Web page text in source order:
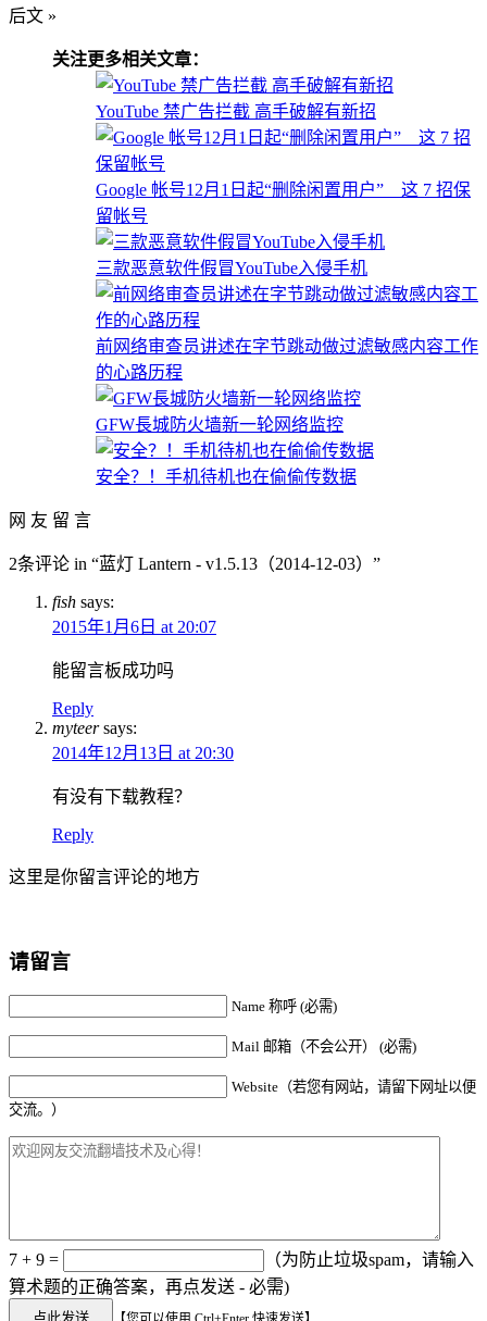
后文 »
关注更多相关文章：
YouTube 禁广告拦截 高手破解有新招
Google 帐号12月1日起“删除闲置用户” 这 7 招保
留帐号
三款恶意软件假冒YouTube入侵手机
前网络审查员讲述在字节跳动做过滤敏感内容工作
的心路历程
GFW長城防火墙新一轮网络监控
安全？！手机待机也在偷偷传数据
网 友 留 言
2条评论 in “蓝灯 Lantern - v1.5.13（2014-12-03）”
fish says:
2015年1月6日 at 20:07
能留言板成功吗
Reply
myteer says:
2014年12月13日 at 20:30
有没有下载教程？
Reply
这里是你留言评论的地方
请留言
Name 称呼 (必需)
Mail 邮箱（不会公开） (必需)
Website（若您有网站，请留下网址以便
交流。）
7 + 9 =
（为防止垃圾spam，请输入
算术题的正确答案，再点发送 - 必需)